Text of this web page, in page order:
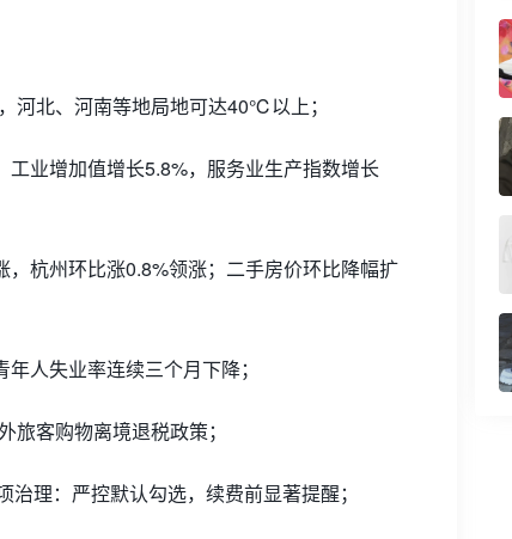
河北、河南等地局地可达40℃以上；
业增加值增长5.8%，服务业生产指数增长
杭州环比涨0.8%领涨​；二手房价环比降幅扩
人失业率连续三个月下降；
客购物离境退税政策；
理：严控默认勾选，续费前显著提醒；